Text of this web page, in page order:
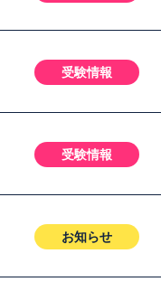
受験情報
受験情報
お知らせ